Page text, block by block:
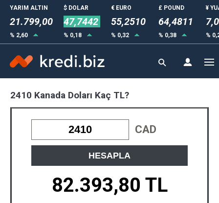
YARIM ALTIN
21.799,00
% 2,60
$ DOLAR
47,7442
% 0,18
€ EURO
55,2510
% 0,32
£ POUND
64,4811
% 0,38
¥
%
2410 Kanada Doları Kaç TL?
CAD
HESAPLA
82.393,80 TL